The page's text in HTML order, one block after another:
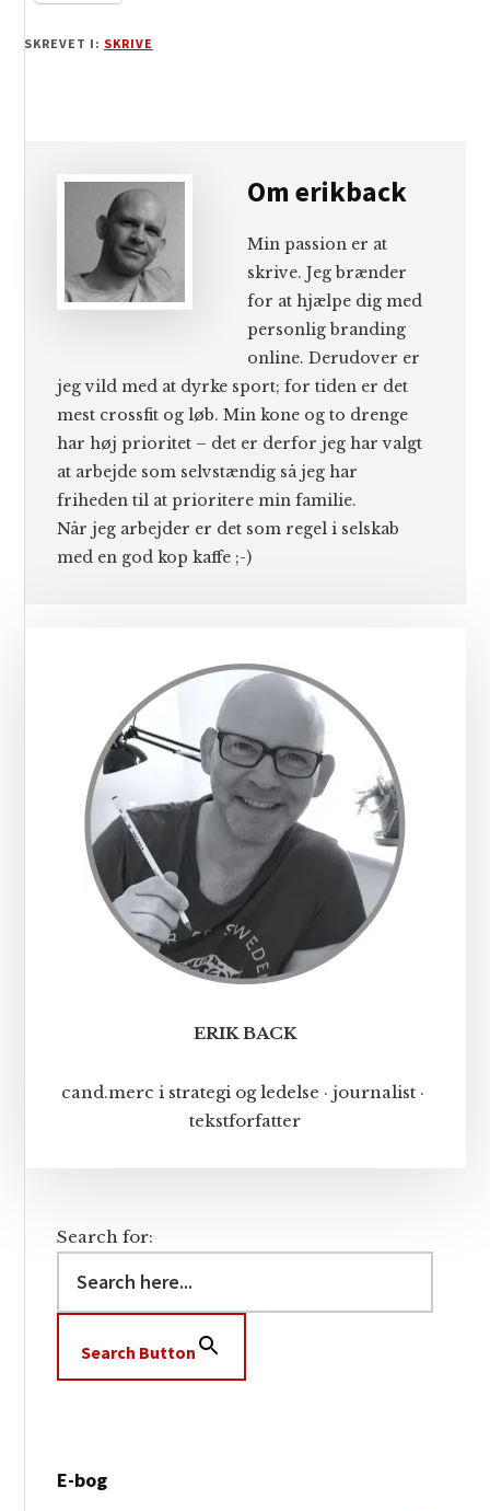
SKREVET I: SKRIVE
Omerikback
Min passion er at
skrive. Jeg brænder
for at hjælpe dig med
personlig branding
online. Derudover er
jeg vild med at dyrke sport; for tiden er det
mest crossfit og løb. Min kone og to drenge
har høj prioritet – det er derfor jeg har valgt
at arbejde som selvstændig så jeg har
friheden til at prioritere min familie.
Når jeg arbejder er det som regel i selskab
med en god kop kaffe ;-)
ERIK BACK
cand.merc i strategi og ledelse · journalist ·
tekstforfatter
Search for:
Search Button
E-bog